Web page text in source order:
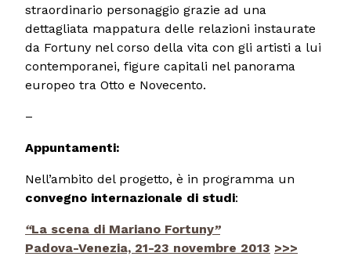
straordinario personaggio grazie ad una
dettagliata mappatura delle relazioni instaurate
da Fortuny nel corso della vita con gli artisti a lui
contemporanei, figure capitali nel panorama
europeo tra Otto e Novecento.
–
Appuntamenti:
Nell’ambito del progetto, è in programma un
convegno internazionale di studi:
“La scena di Mariano Fortuny”
Padova-Venezia, 21-23 novembre 2013 >>>